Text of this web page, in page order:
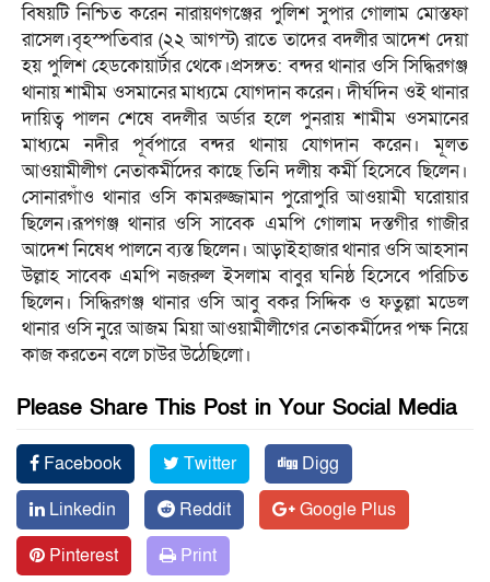
বিষয়টি নিশ্চিত করেন নারায়ণগঞ্জের পুলিশ সুপার গোলাম মোস্তফা
রাসেল।বৃহস্পতিবার (২২ আগস্ট) রাতে তাদের বদলীর আদেশ দেয়া
হয় পুলিশ হেডকোয়ার্টার থেকে।প্রসঙ্গত: বন্দর থানার ওসি সিদ্ধিরগঞ্জ
থানায় শামীম ওসমানের মাধ্যমে যোগদান করেন। দীর্ঘদিন ওই থানার
দায়িত্ব পালন শেষে বদলীর অর্ডার হলে পুনরায় শামীম ওসমানের
মাধ্যমে নদীর পূর্বপারে বন্দর থানায় যোগদান করেন। মূলত
আওয়ামীলীগ নেতাকর্মীদের কাছে তিনি দলীয় কর্মী হিসেবে ছিলেন।
সোনারগাঁও থানার ওসি কামরুজ্জামান পুরোপুরি আওয়ামী ঘরোয়ার
ছিলেন।রূপগঞ্জ থানার ওসি সাবেক এমপি গোলাম দস্তগীর গাজীর
আদেশ নিষেধ পালনে ব্যস্ত ছিলেন। আড়াইহাজার থানার ওসি আহসান
উল্লাহ সাবেক এমপি নজরুল ইসলাম বাবুর ঘনিষ্ঠ হিসেবে পরিচিত
ছিলেন। সিদ্ধিরগঞ্জ থানার ওসি আবু বকর সিদ্দিক ও ফতুল্লা মডেল
থানার ওসি নুরে আজম মিয়া আওয়ামীলীগের নেতাকর্মীদের পক্ষ নিয়ে
কাজ করতেন বলে চাউর উঠেছিলো।
Please Share This Post in Your Social Media
Facebook Twitter
Digg
Linkedin
Reddit
Google Plus
Pinterest
Print